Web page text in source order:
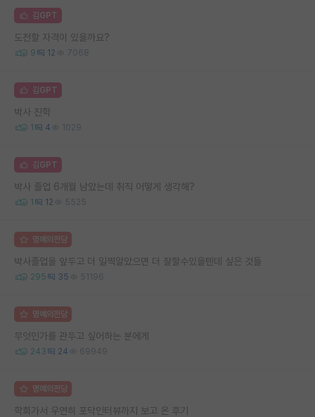
김GPT
도전할 자격이 있을까요?
9 12 7068
김GPT
박사 진학
1 4 1029
김GPT
박사 졸업 6개월 남았는데 취직 어떻게 생각해?
1 12 5525
명예의전당
박사졸업을 앞두고 더 일찍알았으면 더 잘할수있을텐데 싶은 것들
295 35 51196
명예의전당
무엇인가를 관두고 싶어하는 분에게
243 24 69949
명예의전당
학회가서 우연히 포닥인터뷰까지 보고 온 후기